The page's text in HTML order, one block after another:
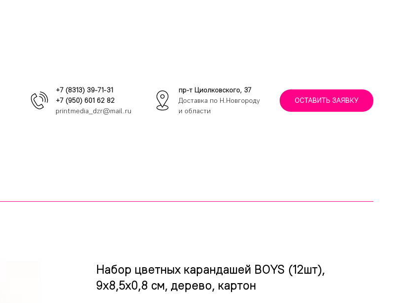
+7 (8313) 39-71-31
+7 (950) 601 62 82
printmedia_dzr@mail.ru
пр-т Циолковского, 37
Доставка по Н.Новгороду
и области
ОСТАВИТЬ ЗАЯВКУ
Набор цветных карандашей BOYS (12шт),
9х8,5х0,8 см, дерево, картон